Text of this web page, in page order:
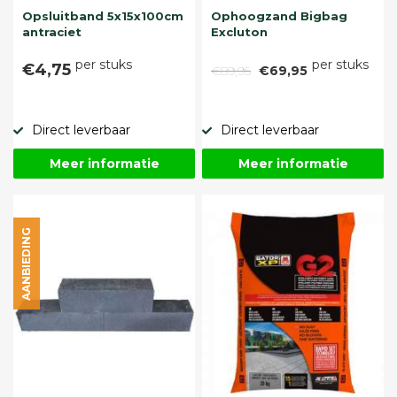
Opsluitband 5x15x100cm
antraciet
€4,75 per stuks
Direct leverbaar
Meer informatie
Ophoogzand Bigbag
Excluton
€89,95 €69,95 per stuks
Direct leverbaar
Meer informatie
AANBIEDING